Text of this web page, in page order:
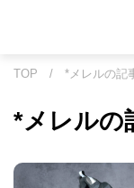
TOP / *メレルの記
*メレルの